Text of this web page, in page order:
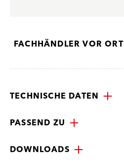
FACHHÄNDLER VOR ORT
TECHNISCHE DATEN
PASSEND ZU
DOWNLOADS